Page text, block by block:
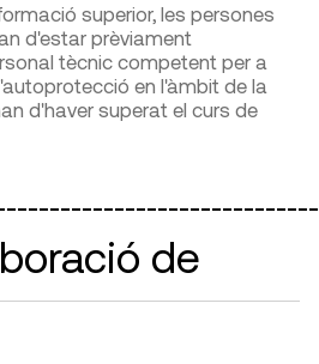
superior, les persones
d'estar prèviament
tècnic competent per a
en l'àmbit de la
d'haver superat el curs de
de